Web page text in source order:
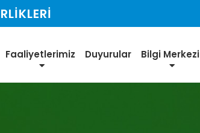
Faaliyetlerimiz Duyurular Bilgi Merkezi